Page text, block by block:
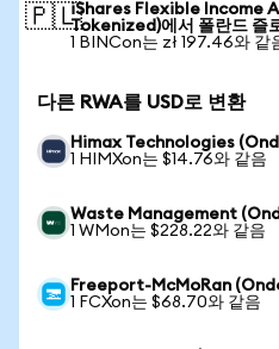
🇵🇱iShares Flexible Income
Tokenized)에서 폴란드 즐
1 BINCon는 zł 197.46와 같
다른 RWA를 USD로 변환
Himax Technologies
1 HIMXon는 $14.76와 같음
Waste Management
1 WMon는 $228.22와 같음
Freeport-McMoRan
1 FCXon는 $68.70와 같음